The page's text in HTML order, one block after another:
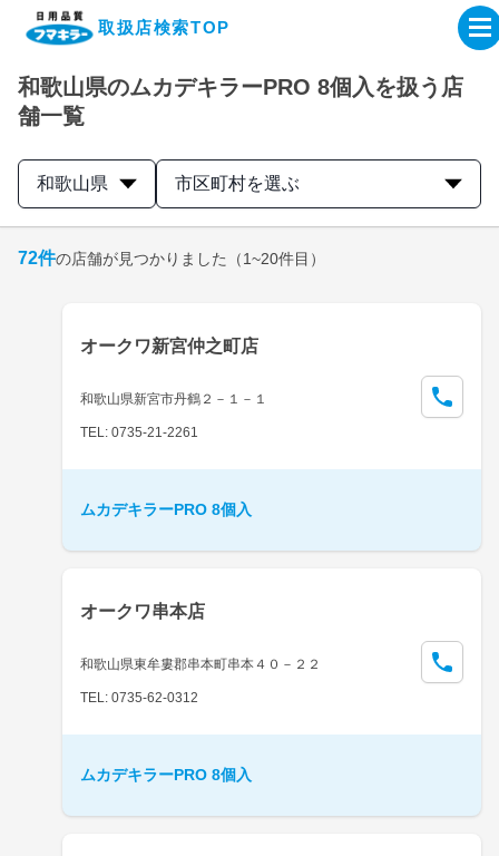
取扱店検索TOP
企業・IR情報サイト
製品情報サイト
取扱店検索はこちら
和歌山県のムカデキラーPRO 8個入を扱う店
舗一覧
和歌山県 市区町村を選ぶ
72件の店舗が見つかりました （1~20件目）
オークワ新宮仲之町店
和歌山県新宮市丹鶴２－１－１
TEL: 0735-21-2261
ムカデキラーPRO 8個入
オークワ串本店
和歌山県東牟婁郡串本町串本４０－２２
TEL: 0735-62-0312
ムカデキラーPRO 8個入